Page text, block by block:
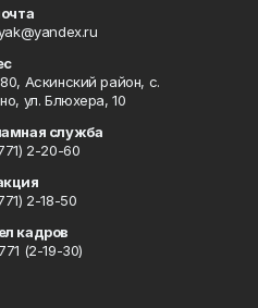
Аскинский район, с.
ул. Блюхера, 10
служба
2-20-60
2-18-50
кадров
(2-19-30)